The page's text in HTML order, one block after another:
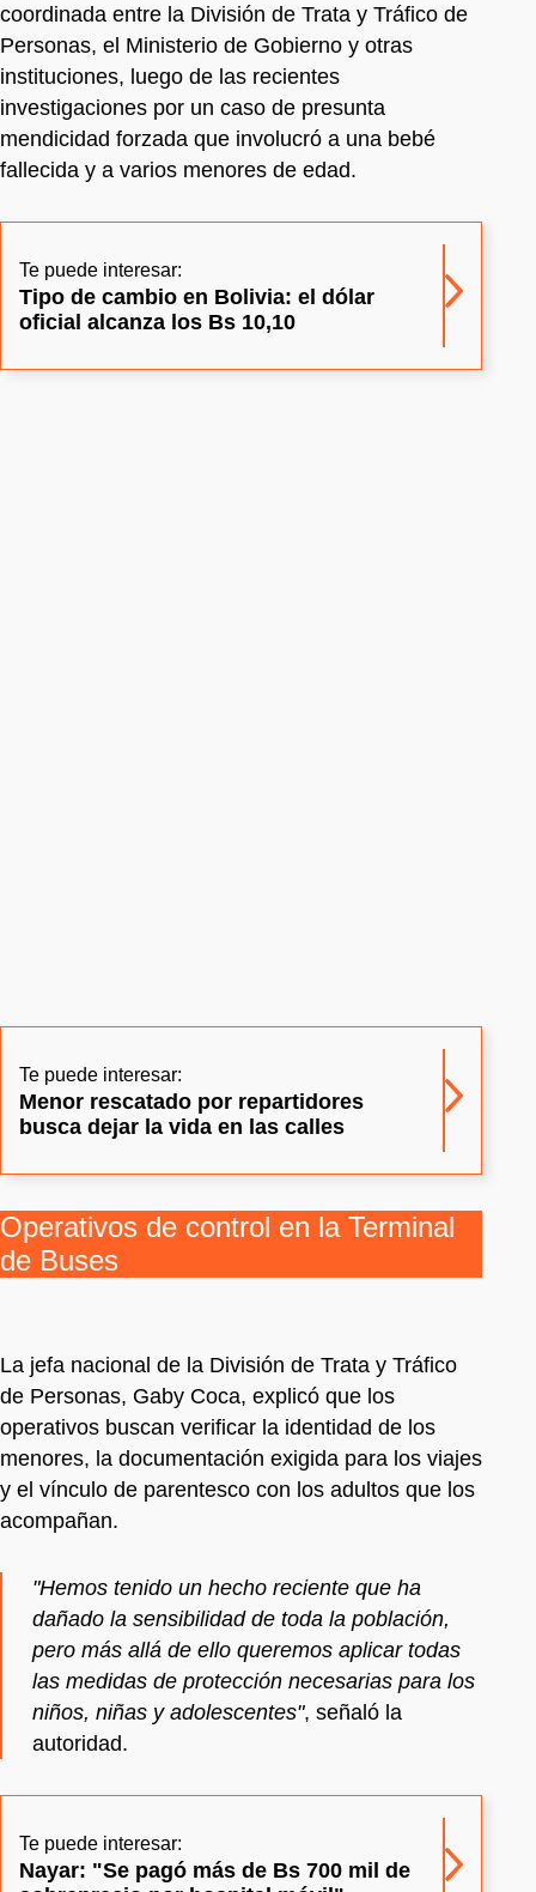
coordinada entre la División de Trata y Tráfico de
Personas, el Ministerio de Gobierno y otras
instituciones, luego de las recientes
investigaciones por un caso de presunta
mendicidad forzada que involucró a una bebé
fallecida y a varios menores de edad.
Te puede interesar:
Tipo de cambio en Bolivia: el dólar
oficial alcanza los Bs 10,10
Te puede interesar:
Menor rescatado por repartidores
busca dejar la vida en las calles
Operativos de control en la Terminal
de Buses
La jefa nacional de la División de Trata y Tráfico
de Personas, Gaby Coca, explicó que los
operativos buscan verificar la identidad de los
menores, la documentación exigida para los viajes
y el vínculo de parentesco con los adultos que los
acompañan.
"Hemos tenido un hecho reciente que ha
dañado la sensibilidad de toda la población,
pero más allá de ello queremos aplicar todas
las medidas de protección necesarias para los
niños, niñas y adolescentes", señaló la
autoridad.
Te puede interesar:
Nayar: "Se pagó más de Bs 700 mil de